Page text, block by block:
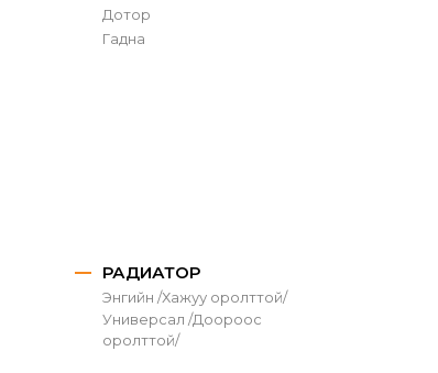
РАДИАТОР
Энгийн /Хажуу оролттой/
Универсал /Доороос
оролттой/
Дотор
Гадна